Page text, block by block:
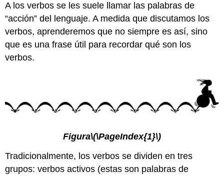
A los verbos se les suele llamar las palabras de
“acción” del lenguaje. A medida que discutamos los
verbos, aprenderemos que no siempre es así, sino
que es una frase útil para recordar qué son los
verbos.
Figura\(\PageIndex{1}\)
Tradicionalmente, los verbos se dividen en tres
grupos: verbos activos (estas son palabras de